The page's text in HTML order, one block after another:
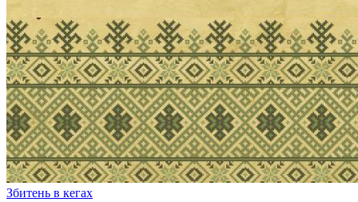
Збитень в кегах